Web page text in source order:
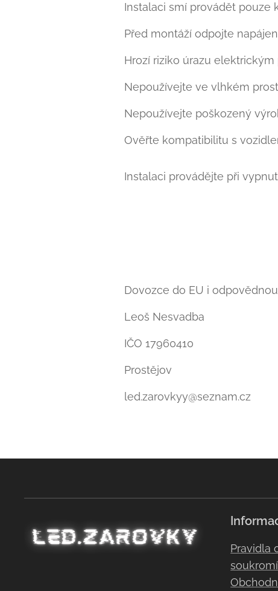
Instalaci smí provádět pouze
Před montáží odpojte
Hrozí riziko úrazu elektrickým
Nepoužívejte ve vlhkém
Nepoužívejte poškozený
Ověřte kompatibilitu s
Instalaci provádějte při
Dovozce do EU i
Leoš Nesvadba
IČO 17960410
Prostějov
led.zarovkyy@seznam.cz
Pravidla
soukromí